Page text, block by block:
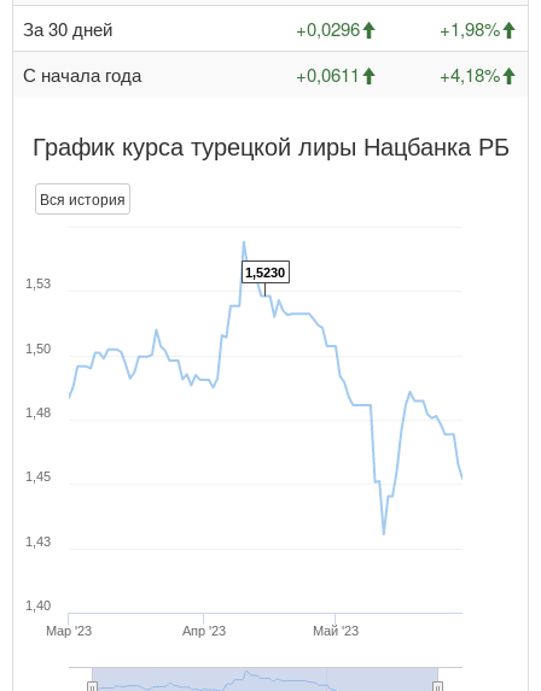
За 30 дней
+0,0296
+1,98%
С начала года
+0,0611 +4,18%
График курса турецкой лиры Нацбанка РБ
Вся история
1,5230
Мар '23 Апр '23 Май '23
1,40
1,43
1,45
1,48
1,50
1,53